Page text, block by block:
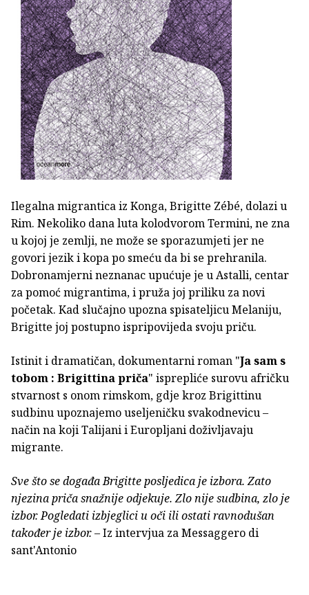
Ilegalna migrantica iz Konga, Brigitte Zébé, dolazi u
Rim. Nekoliko dana luta kolodvorom Termini, ne zna
u kojoj je zemlji, ne može se sporazumjeti jer ne
govori jezik i kopa po smeću da bi se prehranila.
Dobronamjerni neznanac upućuje je u Astalli, centar
za pomoć migrantima, i pruža joj priliku za novi
početak. Kad slučajno upozna spisateljicu Melaniju,
Brigitte joj postupno ispripovijeda svoju priču.
Istinit i dramatičan, dokumentarni roman "Ja sam s
tobom : Brigittina priča" isprepliće surovu afričku
stvarnost s onom rimskom, gdje kroz Brigittinu
sudbinu upoznajemo useljeničku svakodnevicu –
način na koji Talijani i Europljani doživljavaju
migrante.
Sve što se događa Brigitte posljedica je izbora. Zato
njezina priča snažnije odjekuje. Zlo nije sudbina, zlo je
izbor. Pogledati izbjeglici u oči ili ostati ravnodušan
također je izbor.– Iz intervjua za Messaggero di
sant'Antonio